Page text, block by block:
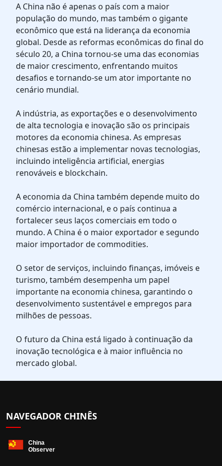
A China não é apenas o país com a maior
população do mundo, mas também o gigante
econômico que está na liderança da economia
global. Desde as reformas econômicas do final do
século 20, a China tornou-se uma das economias
de maior crescimento, enfrentando muitos
desafios e tornando-se um ator importante no
cenário mundial.
A indústria, as exportações e o desenvolvimento
de alta tecnologia e inovação são os principais
motores da economia chinesa. As empresas
chinesas estão a implementar novas tecnologias,
incluindo inteligência artificial, energias
renováveis e blockchain.
A economia da China também depende muito do
comércio internacional, e o país continua a
fortalecer seus laços comerciais em todo o
mundo. A China é o maior exportador e segundo
maior importador de commodities.
O setor de serviços, incluindo finanças, imóveis e
turismo, também desempenha um papel
importante na economia chinesa, garantindo o
desenvolvimento sustentável e empregos para
milhões de pessoas.
O futuro da China está ligado à continuação da
inovação tecnológica e à maior influência no
mercado global.
NAVEGADOR CHINÊS